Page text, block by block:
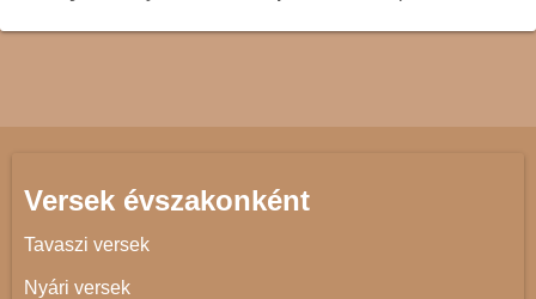
Versek évszakonként
Tavaszi versek
Nyári versek